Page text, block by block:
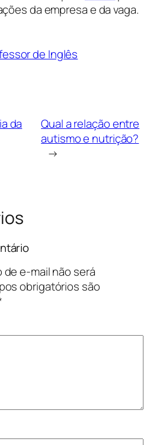
da empresa e da vaga.
de Inglês
da
Qual a relação entre
autismo e nutrição?
→
e-mail não será
obrigatórios são